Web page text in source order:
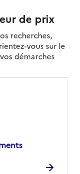
de prix
recherches,
vous sur le
démarches